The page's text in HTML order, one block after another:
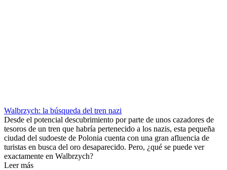
Walbrzych: la búsqueda del tren nazi
Desde el potencial descubrimiento por parte de unos cazadores de
tesoros de un tren que habría pertenecido a los nazis, esta pequeña
ciudad del sudoeste de Polonia cuenta con una gran afluencia de
turistas en busca del oro desaparecido. Pero, ¿qué se puede ver
exactamente en Walbrzych?
Leer más